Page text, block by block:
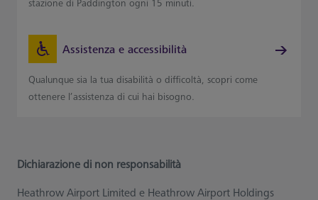
stazione di Paddington ogni 15 minuti.
Assistenza e accessibilità
Qualunque sia la tua disabilità o difficoltà, scopri come
ottenere l’assistenza di cui hai bisogno.
Dichiarazione di non responsabilità
Heathrow Airport Limited e Heathrow Airport Holdings